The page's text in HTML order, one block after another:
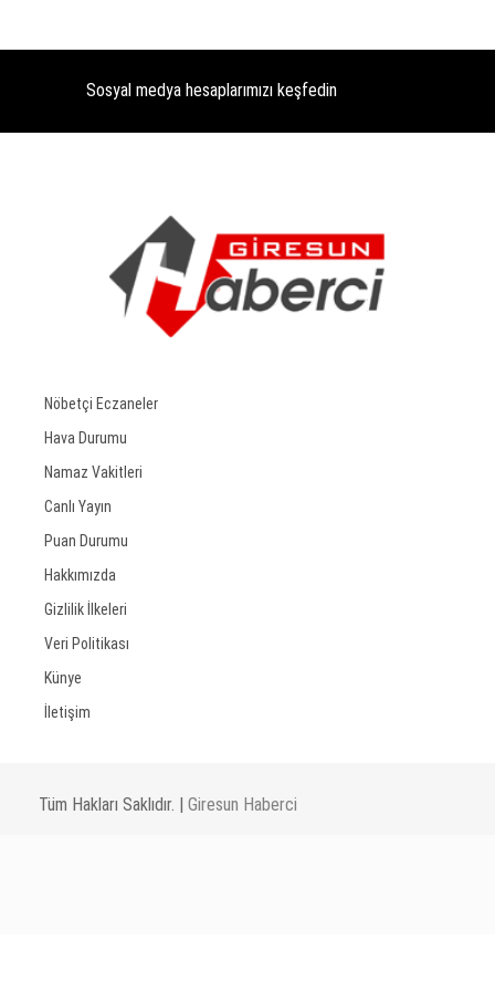
Sosyal medya hesaplarımızı keşfedin
Nöbetçi Eczaneler
Hava Durumu
Namaz Vakitleri
Canlı Yayın
Puan Durumu
Hakkımızda
Gizlilik İlkeleri
Veri Politikası
Künye
İletişim
Tüm Hakları Saklıdır. | Giresun Haberci